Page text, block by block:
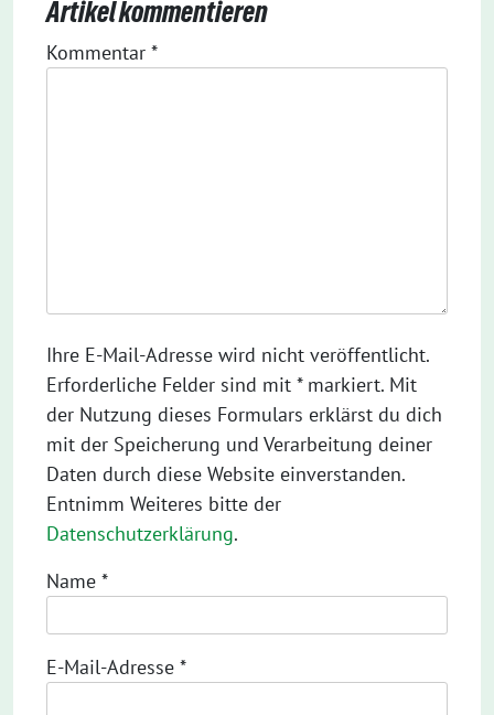
Artikel kommentieren
Kommentar *
Ihre E-Mail-Adresse wird nicht veröffentlicht.
Erforderliche Felder sind mit * markiert. Mit
der Nutzung dieses Formulars erklärst du dich
mit der Speicherung und Verarbeitung deiner
Daten durch diese Website einverstanden.
Entnimm Weiteres bitte der
Datenschutzerklärung.
Name *
E-Mail-Adresse *